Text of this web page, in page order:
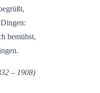
bemühst,
– 1908)